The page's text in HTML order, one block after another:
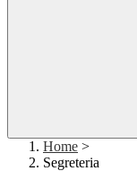
Home >
Segreteria